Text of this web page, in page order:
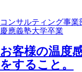
コンサルティング事
慶應義塾大学卒業
お客様の温度
をすること。